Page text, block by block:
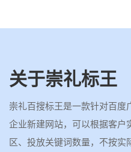
关于崇礼标王
崇礼百搜标王是一款针对百
企业新建网站，可以根据客
区、投放关键词数量，不按